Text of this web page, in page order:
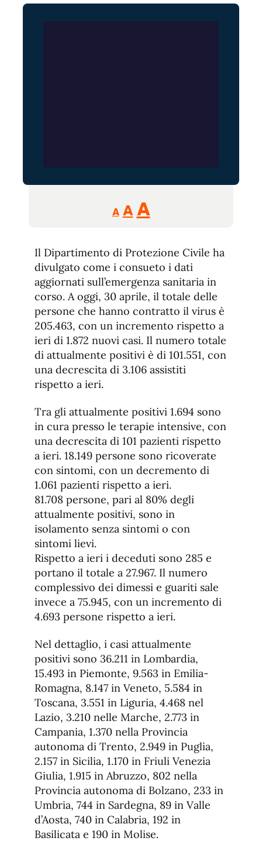
A
Reducir
tamaño
A Restablecer
de
fuente
AAumentar
de
fuente.
Il Dipartimento di Protezione Civile ha
divulgato come i consueto i dati
aggiornati sull’emergenza sanitaria in
corso. A oggi, 30 aprile, il totale delle
persone che hanno contratto il virus è
205.463, con un incremento rispetto a
ieri di 1.872 nuovi casi. Il numero totale
di attualmente positivi è di 101.551, con
una decrescita di 3.106 assistiti
rispetto a ieri.
Tra gli attualmente positivi 1.694 sono
in cura presso le terapie intensive, con
una decrescita di 101 pazienti rispetto
a ieri. 18.149 persone sono ricoverate
con sintomi, con un decremento di
1.061 pazienti rispetto a ieri.
81.708 persone, pari al 80% degli
attualmente positivi, sono in
isolamento senza sintomi o con
sintomi lievi.
Rispetto a ieri i deceduti sono 285 e
portano il totale a 27.967. Il numero
complessivo dei dimessi e guariti sale
invece a 75.945, con un incremento di
4.693 persone rispetto a ieri.
Nel dettaglio, i casi attualmente
positivi sono 36.211 in Lombardia,
15.493 in Piemonte, 9.563 in Emilia-
Romagna, 8.147 in Veneto, 5.584 in
Toscana, 3.551 in Liguria, 4.468 nel
Lazio, 3.210 nelle Marche, 2.773 in
Campania, 1.370 nella Provincia
autonoma di Trento, 2.949 in Puglia,
2.157 in Sicilia, 1.170 in Friuli Venezia
Giulia, 1.915 in Abruzzo, 802 nella
Provincia autonoma di Bolzano, 233 in
Umbria, 744 in Sardegna, 89 in Valle
d’Aosta, 740 in Calabria, 192 in
Basilicata e 190 in Molise.